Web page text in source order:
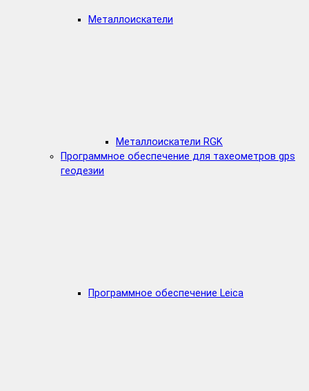
Металлоискатели
Металлоискатели RGK
Программное обеспечение для тахеометров gps
геодезии
Программное обеспечение Leica